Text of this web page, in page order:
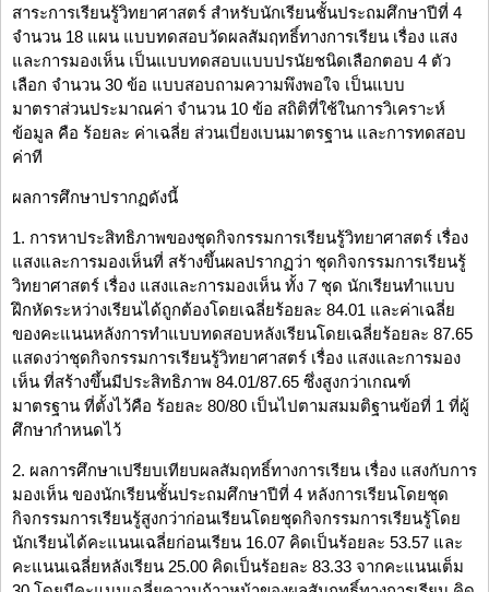
สาระการเรียนรู้วิทยาศาสตร์ สำหรับนักเรียนชั้นประถมศึกษาปีที่ 4
จำนวน 18 แผน แบบทดสอบวัดผลสัมฤทธิ์ทางการเรียน เรื่อง แสง
และการมองเห็น เป็นแบบทดสอบแบบปรนัยชนิดเลือกตอบ 4 ตัว
เลือก จำนวน 30 ข้อ แบบสอบถามความพึงพอใจ เป็นแบบ
มาตราส่วนประมาณค่า จำนวน 10 ข้อ สถิติที่ใช้ในการวิเคราะห์
ข้อมูล คือ ร้อยละ ค่าเฉลี่ย ส่วนเบี่ยงเบนมาตรฐาน และการทดสอบ
ค่าที
ผลการศึกษาปรากฏดังนี้
1. การหาประสิทธิภาพของชุดกิจกรรมการเรียนรู้วิทยาศาสตร์ เรื่อง
แสงและการมองเห็นที่ สร้างขึ้นผลปรากฏว่า ชุดกิจกรรมการเรียนรู้
วิทยาศาสตร์ เรื่อง แสงและการมองเห็น ทั้ง 7 ชุด นักเรียนทำแบบ
ฝึกหัดระหว่างเรียนได้ถูกต้องโดยเฉลี่ยร้อยละ 84.01 และค่าเฉลี่ย
ของคะแนนหลังการทำแบบทดสอบหลังเรียนโดยเฉลี่ยร้อยละ 87.65
แสดงว่าชุดกิจกรรมการเรียนรู้วิทยาศาสตร์ เรื่อง แสงและการมอง
เห็น ที่สร้างขึ้นมีประสิทธิภาพ 84.01/87.65 ซึ่งสูงกว่าเกณฑ์
มาตรฐาน ที่ตั้งไว้คือ ร้อยละ 80/80 เป็นไปตามสมมติฐานข้อที่ 1 ที่ผู้
ศึกษากำหนดไว้
2. ผลการศึกษาเปรียบเทียบผลสัมฤทธิ์ทางการเรียน เรื่อง แสงกับการ
มองเห็น ของนักเรียนชั้นประถมศึกษาปีที่ 4 หลังการเรียนโดยชุด
กิจกรรมการเรียนรู้สูงกว่าก่อนเรียนโดยชุดกิจกรรมการเรียนรู้โดย
นักเรียนได้คะแนนเฉลี่ยก่อนเรียน 16.07 คิดเป็นร้อยละ 53.57 และ
คะแนนเฉลี่ยหลังเรียน 25.00 คิดเป็นร้อยละ 83.33 จากคะแนนเต็ม